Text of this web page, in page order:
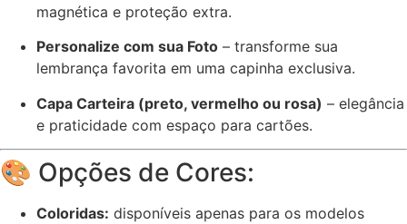
magnética e proteção extra.
Personalize com sua Foto – transforme sua
lembrança favorita em uma capinha exclusiva.
Capa Carteira (preto, vermelho ou rosa) – elegância
e praticidade com espaço para cartões.
🎨 Opções de Cores:
Coloridas: disponíveis apenas para os modelos